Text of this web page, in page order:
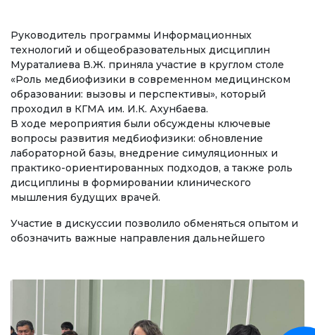
ОБРАЗОВАНИЕ
credit_cardСТРАНИЦА ОПЛАТЫ
УРОВНИ ОБРАЗОВАНИЯ
Бакалавриат
Магистратура
Специалитет
Экономика
Менеджмент и управление бизнесом
Руководитель программы Информационных
технологий и общеобразовательных дисциплин
Мураталиева В.Ж. приняла участие в круглом столе
«Роль медбиофизики в современном медицинском
образовании: вызовы и перспективы», который
проходил в КГМА им. И.К. Ахунбаева.
В ходе мероприятия были обсуждены ключевые
вопросы развития медбиофизики: обновление
лабораторной базы, внедрение симуляционных и
практико-ориентированных подходов, а также роль
дисциплины в формировании клинического
мышления будущих врачей.
Участие в дискуссии позволило обменяться опытом и
обозначить важные направления дальнейшего